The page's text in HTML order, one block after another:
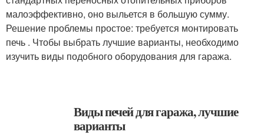
малоэффективно, оно выльется в большую сумму.
Решение проблемы простое: требуется монтировать
печь . Чтобы выбрать лучшие варианты, необходимо
изучить виды подобного оборудования для гаража.
Виды печей для гаража, лучшие
варианты